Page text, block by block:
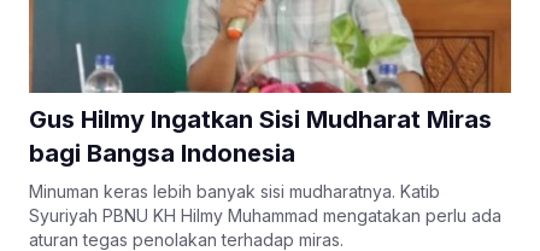
Gus Hilmy Ingatkan Sisi Mudharat Miras
bagi Bangsa Indonesia
Minuman keras lebih banyak sisi mudharatnya. Katib
Syuriyah PBNU KH Hilmy Muhammad mengatakan perlu ada
aturan tegas penolakan terhadap miras.